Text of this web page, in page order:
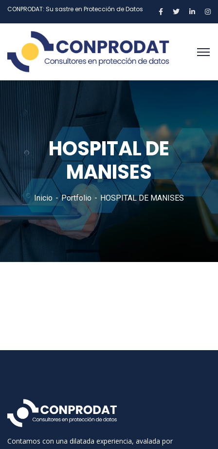
CONPRODAT: Su sastre en Protección de Datos
HOSPITAL DE
MANISES
Inicio Portfolio HOSPITAL DE MANISES
Contamos con una dilatada experiencia, avalada por